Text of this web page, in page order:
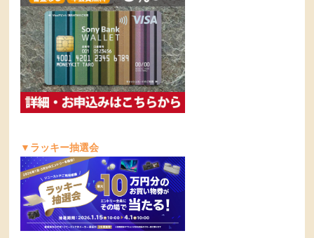
▼ラッキー抽選会